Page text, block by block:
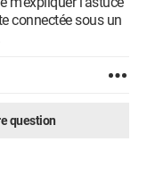
connectée sous un
question